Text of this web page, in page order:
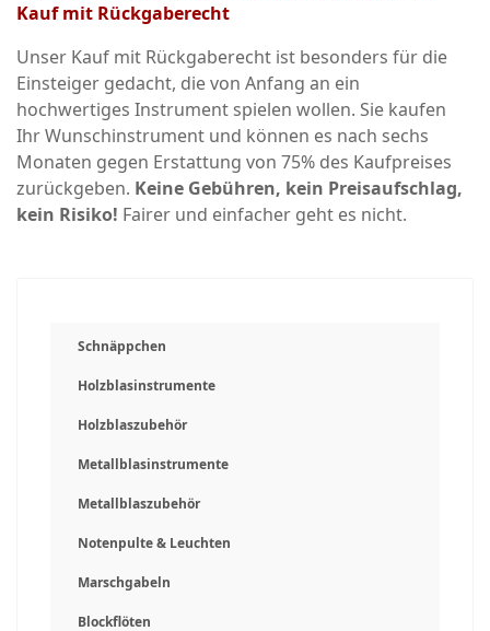
Kauf mit Rückgaberecht
Unser Kauf mit Rückgaberecht ist besonders für die
Einsteiger gedacht, die von Anfang an ein
hochwertiges Instrument spielen wollen. Sie kaufen
Ihr Wunschinstrument und können es nach sechs
Monaten gegen Erstattung von 75% des Kaufpreises
zurückgeben. Keine Gebühren, kein Preisaufschlag,
kein Risiko! Fairer und einfacher geht es nicht.
Schnäppchen
Holzblasinstrumente
Holzblaszubehör
Metallblasinstrumente
Metallblaszubehör
Notenpulte & Leuchten
Marschgabeln
Blockflöten